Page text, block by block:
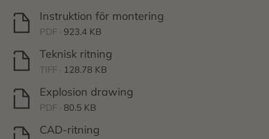
Instruktion för montering
PDF · 923.4 KB
Teknisk ritning
TIFF · 128.78 KB
Explosion drawing
PDF · 80.5 KB
CAD-ritning